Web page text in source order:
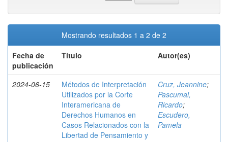
Mostrando resultados 1 a 2 de 2
Fecha de
publicación
Título Autor(es)
2024-06-15
Métodos de Interpretación
Utilizados por la Corte
Interamericana de
Derechos Humanos en
Casos Relacionados con la
Libertad de Pensamiento y
Cruz, Jeannine;
Pascumal,
Ricardo;
Escudero,
Pamela